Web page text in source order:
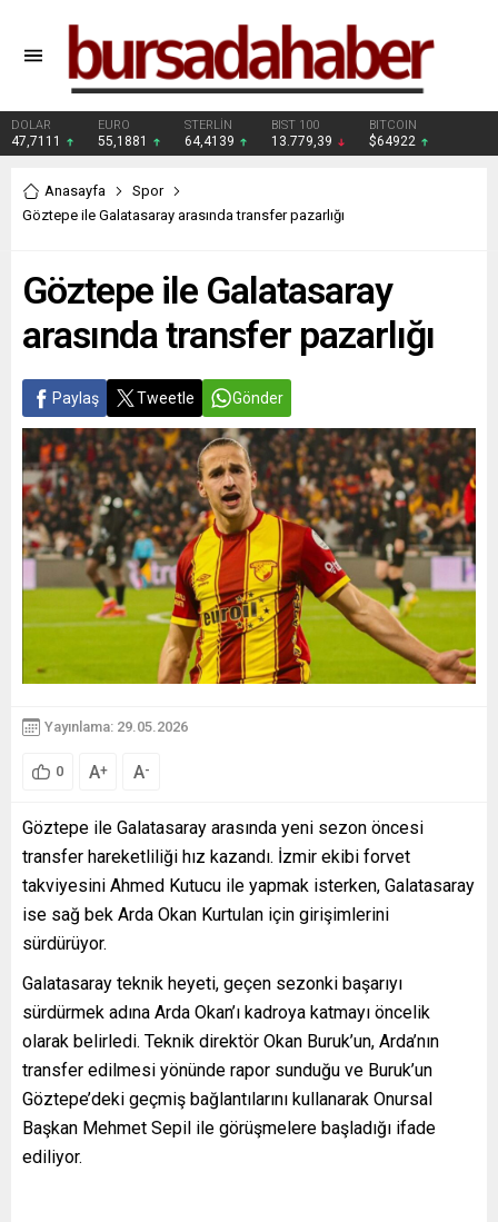
DOLAR
47,7111
EURO
55,1881
STERLİN
64,4139
BIST 100
13.779,39
BITCOIN
$64922
Anasayfa
Spor
Göztepe ile Galatasaray arasında transfer pazarlığı
Göztepe ile Galatasaray
arasında transfer pazarlığı
Paylaş Tweetle Gönder
Yayınlama: 29.05.2026
0 A+ A-
Göztepe ile Galatasaray arasında yeni sezon öncesi
transfer hareketliliği hız kazandı. İzmir ekibi forvet
takviyesini Ahmed Kutucu ile yapmak isterken, Galatasaray
ise sağ bek Arda Okan Kurtulan için girişimlerini
sürdürüyor.
Galatasaray teknik heyeti, geçen sezonki başarıyı
sürdürmek adına Arda Okan’ı kadroya katmayı öncelik
olarak belirledi. Teknik direktör Okan Buruk’un, Arda’nın
transfer edilmesi yönünde rapor sunduğu ve Buruk’un
Göztepe’deki geçmiş bağlantılarını kullanarak Onursal
Başkan Mehmet Sepil ile görüşmelere başladığı ifade
ediliyor.